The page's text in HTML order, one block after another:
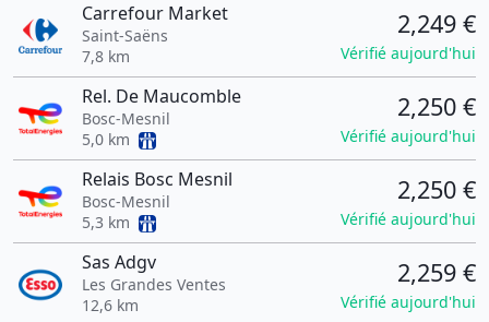
Carrefour Market
Saint-Saëns
7,8 km
2,249 €
Vérifié aujourd'hui
Rel. De Maucomble
Bosc-Mesnil
5,0 km
2,250 €
Vérifié aujourd'hui
Relais Bosc Mesnil
Bosc-Mesnil
5,3 km
2,250 €
Vérifié aujourd'hui
Sas Adgv
Les Grandes Ventes
12,6 km
2,259 €
Vérifié aujourd'hui